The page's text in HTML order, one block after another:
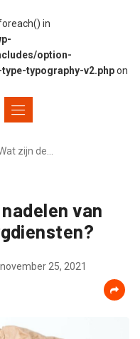
in
option-
typography-v2.phpon
zijn de…
van
november 25, 2021